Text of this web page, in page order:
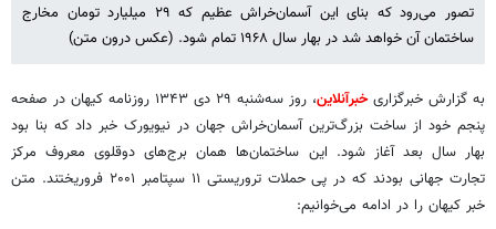
تصور می‌رود که بنای این آسمان‌خراش عظیم که ۲۹ میلیارد تومان مخارج
ساختمان آن خواهد شد در بهار سال ۱۹۶۸ تمام شود. (عکس درون متن)
به گزارش خبرگزاریخبرآنلاین
، روز سه‌شنبه ۲۹ دی ۱۳۴۳ روزنامه کیهان در صفحه
پنجم خود از ساخت بزرگ‌ترین آسمان‌خراش جهان در نیویورک خبر داد که بنا بود
بهار سال بعد آغاز شود. این ساختمان‌ها همان برج‌های دوقلوی معروف مرکز
تجارت جهانی بودند که در پی حملات تروریستی ۱۱ سپتامبر ۲۰۰۱ فروریختند. متن
خبر کیهان را در ادامه می‌خوانیم: